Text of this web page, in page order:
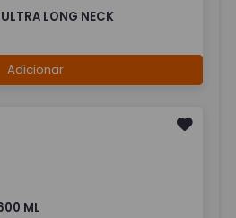
LONG NECK
Adicionar
ML